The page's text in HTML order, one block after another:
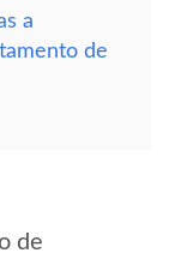
a
de
de